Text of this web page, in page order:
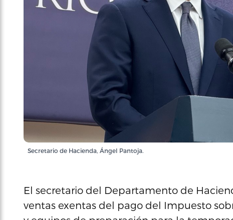
Secretario de Hacienda, Ángel Pantoja.
El secretario del Departamento de
ventas exentas del pago del Impuesto